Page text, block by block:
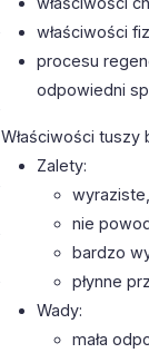
właściwości
procesu
odpowiedni
Właściwości tuszy
Zalety:
nie
bardzo
płynne
Wady:
mała